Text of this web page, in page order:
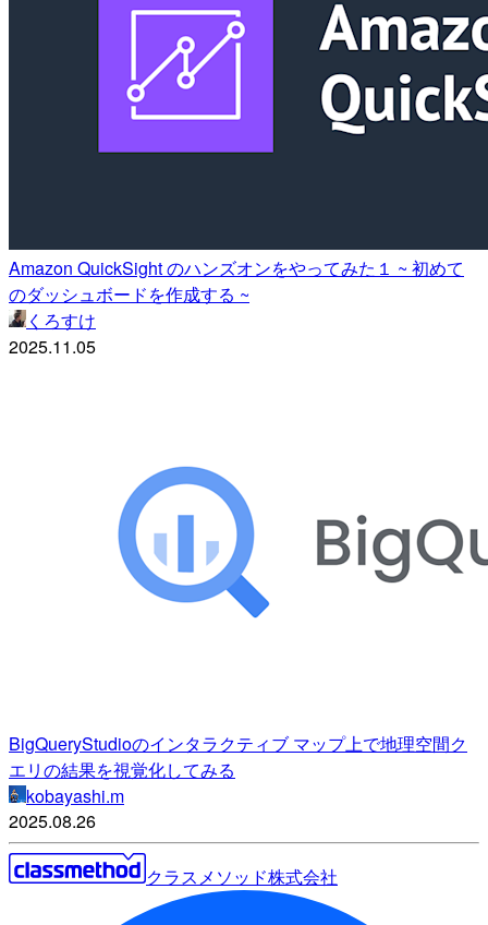
Amazon QuickSight のハンズオンをやってみた１ ~ 初めて
のダッシュボードを作成する ~
くろすけ
2025.11.05
BigQueryStudioのインタラクティブ マップ上で地理空間ク
エリの結果を視覚化してみる
kobayashi.m
2025.08.26
クラスメソッド株式会社